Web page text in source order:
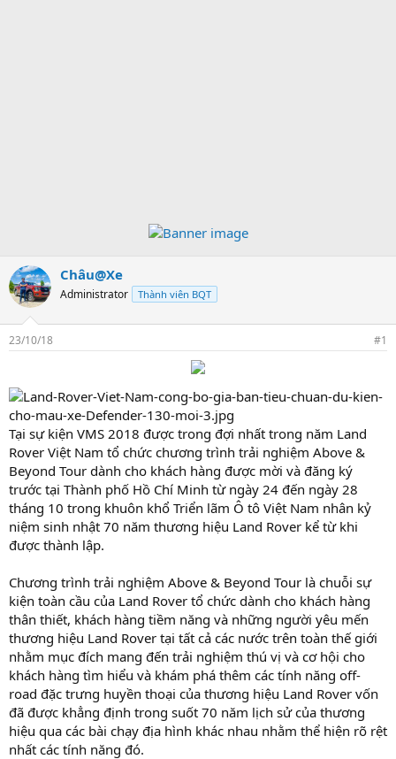
Châu@Xe
Administrator Thành viên BQT
23/10/18 #1
Tại sự kiện VMS 2018 được trong đợi nhất trong năm Land
Rover Việt Nam tổ chức chương trình trải nghiệm Above &
Beyond Tour dành cho khách hàng được mời và đăng ký
trước tại Thành phố Hồ Chí Minh từ ngày 24 đến ngày 28
tháng 10 trong khuôn khổ Triển lãm Ô tô Việt Nam nhân kỷ
niệm sinh nhật 70 năm thương hiệu Land Rover kể từ khi
được thành lập.
Chương trình trải nghiệm Above & Beyond Tour là chuỗi sự
kiện toàn cầu của Land Rover tổ chức dành cho khách hàng
thân thiết, khách hàng tiềm năng và những người yêu mến
thương hiệu Land Rover tại tất cả các nước trên toàn thế giới
nhằm mục đích mang đến trải nghiệm thú vị và cơ hội cho
khách hàng tìm hiểu và khám phá thêm các tính năng off-
road đặc trưng huyền thoại của thương hiệu Land Rover vốn
đã được khẳng định trong suốt 70 năm lịch sử của thương
hiệu qua các bài chạy địa hình khác nhau nhằm thể hiện rõ rệt
nhất các tính năng đó.